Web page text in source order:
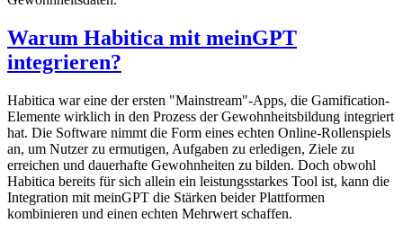
Warum Habitica mit meinGPT
integrieren?
Habitica war eine der ersten "Mainstream"-Apps, die Gamification-
Elemente wirklich in den Prozess der Gewohnheitsbildung integriert
hat. Die Software nimmt die Form eines echten Online-Rollenspiels
an, um Nutzer zu ermutigen, Aufgaben zu erledigen, Ziele zu
erreichen und dauerhafte Gewohnheiten zu bilden. Doch obwohl
Habitica bereits für sich allein ein leistungsstarkes Tool ist, kann die
Integration mit meinGPT die Stärken beider Plattformen
kombinieren und einen echten Mehrwert schaffen.